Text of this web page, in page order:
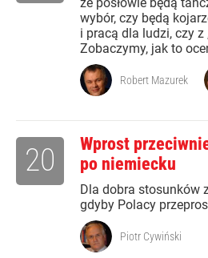
wybór, czy będą
i pracą dla ludzi, czy
Zobaczymy, jak to
Robert Mazurek
Wprost
po niemiecku
Dla dobra stosunków
gdyby Polacy
20
Piotr Cywiński